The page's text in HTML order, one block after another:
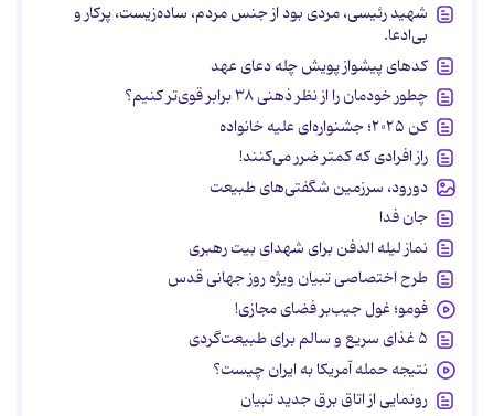
شهید رئیسی، مردی بود از جنس مردم، ساده‌زیست، پرکار و
بی‌ادعا.
کدهای پیشواز پویش چله دعای عهد
چطور خودمان را از نظر ذهنی ۳۸ برابر قوی‌تر کنیم؟
کن ۲۰۲۵؛ جشنواره‌ای علیه خانواده
راز افرادی که کمتر ضرر می‌کنند!
دورود، سرزمین شگفتی‌های طبیعت
جان فدا
نماز لیله الدفن برای شهدای بیت رهبری
طرح اختصاصی تبیان ویژه روز جهانی قدس
فومو؛ غول جیب‌بر فضای مجازی!
۵ غذای سریع و سالم برای طبیعت‌گردی
نتیجه حمله آمریکا به ایران چیست؟
رونمایی از اتاق برق جدید تبیان